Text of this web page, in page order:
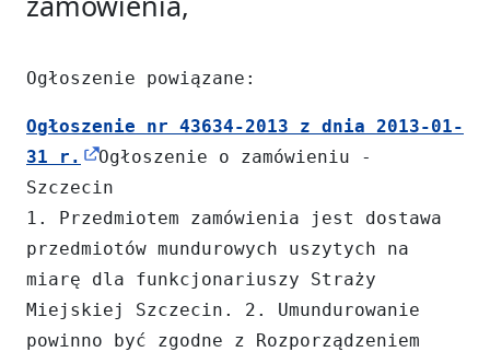
Ogłoszenie powiązane:
Ogłoszenie nr 43634-2013 z dnia 2013-01-
31 r.
Ogłoszenie o zamówieniu -
Szczecin
1. Przedmiotem zamówienia jest dostawa
przedmiotów mundurowych uszytych na
miarę dla funkcjonariuszy Straży
Miejskiej Szczecin. 2. Umundurowanie
powinno być zgodne z Rozporządzeniem